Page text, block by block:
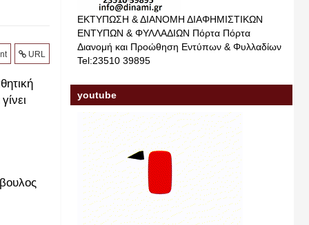
URL
ΕΚΤΥΠΩΣΗ & ΔΙΑΝΟΜΗ ΔΙΑΦΗΜΙΣΤΙΚΩΝ
ΕΝΤΥΠΩΝ & ΦΥΛΛΑΔΙΩΝ Πόρτα Πόρτα
Διανομή και Προώθηση Εντύπων & Φυλλαδίων
Tel:23510 39895
youtube